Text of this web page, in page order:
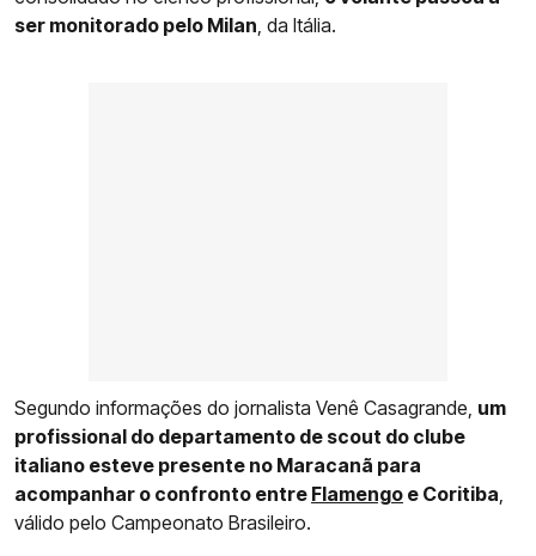
ser monitorado pelo Milan , da Itália.
Segundo informações do jornalista Venê Casagrande, um
profissional do departamento de scout do clube
italiano esteve presente no Maracanã para
acompanhar o confronto entre Flamengo e Coritiba
válido pelo Campeonato Brasileiro.